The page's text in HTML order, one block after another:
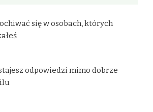
się w osobach, których
odpowiedzi mimo dobrze